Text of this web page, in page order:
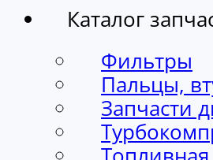
Каталог
Фильтры
Пальцы,
Запчасти